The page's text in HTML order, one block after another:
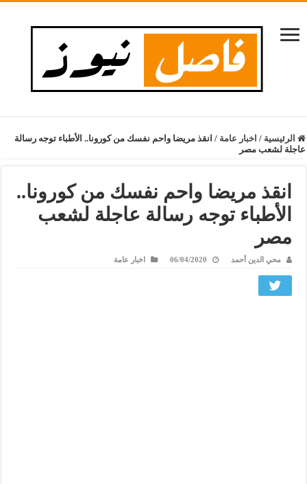
الرئيسية / اخبار عامة / انقذ مريضا واحم نفسك من كورونا.. الأطباء توجه رسالة
عاجلة لشعب مصر
انقذ مريضا واحم نفسك من كورونا..
الأطباء توجه رسالة عاجلة لشعب
مصر
محي الدين أحمد 06/04/2020 اخبار عامة